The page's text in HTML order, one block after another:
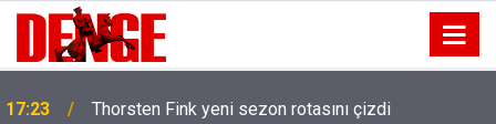
17:23 Thorsten Fink yeni sezon rotasını çizdi